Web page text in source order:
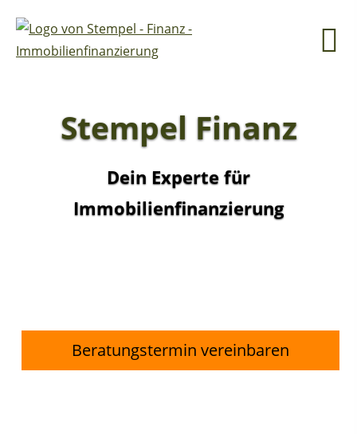
Stempel Finanz
Dein Experte für
Immobilienfinanzierung
Beratungstermin vereinbaren